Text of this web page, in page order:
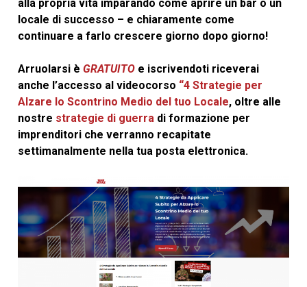
alla propria vita imparando come aprire un bar o un
locale di successo – e chiaramente come
continuare a farlo crescere giorno dopo giorno!
Arruolarsi è GRATUITOe iscrivendoti riceverai
anche l’accesso al videocorso “4 Strategie per
Alzare lo Scontrino Medio del tuo Locale, oltre alle
nostre strategie di guerradi formazione per
imprenditori che verranno recapitate
settimanalmente nella tua posta elettronica.